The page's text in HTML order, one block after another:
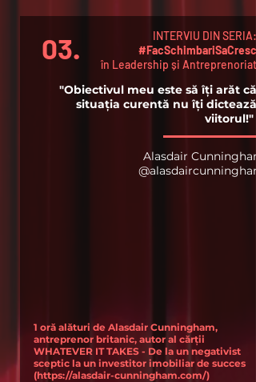
INTERVIU DIN SERIA:
#FacSchimbariSaCresc
în Leadership și Antreprenoriat
03.
"Obiectivul meu este să îți arăt că
situația curentă nu îți dictează
viitorul!"
Alasdair
1 oră alături de Alasdair Cunningham,
antreprenor britanic, autor al cărții
WHATEVER IT TAKES - De la un negativist
sceptic la un investitor imobiliar de succes
(https://alasdair-cunningham.com/)